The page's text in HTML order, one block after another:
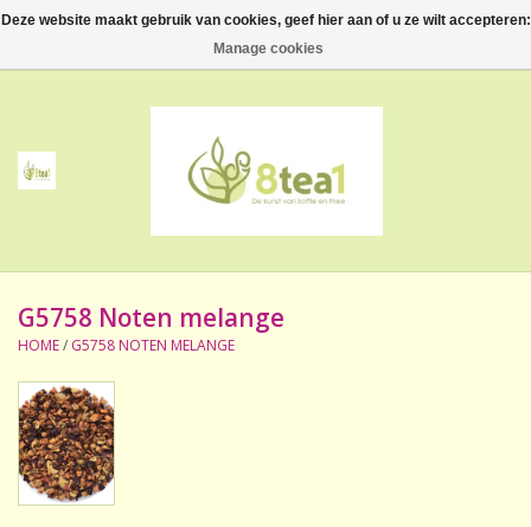
0 Artikelen - €--,--
Thee
Accessoires
NIEUW! Verpakte thee
BeppeDeli en 8tea1
Contact
G5758 Noten melange
HOME/ G5758 NOTEN MELANGE
Deze website maakt gebruik van cookies, geef hier aan of u ze wilt accepteren:
Manage cookies